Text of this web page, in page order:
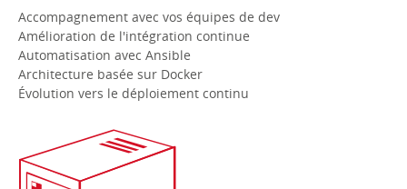
Accompagnement avec vos équipes de dev
Amélioration de l'intégration continue
Automatisation avec Ansible
Architecture basée sur Docker
Évolution vers le déploiement continu